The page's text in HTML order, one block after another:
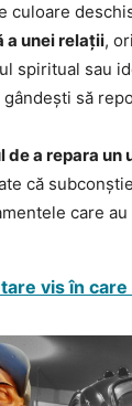
culoare
a unei relații,
spiritual sau
să
de a repara un
că
care
vis în